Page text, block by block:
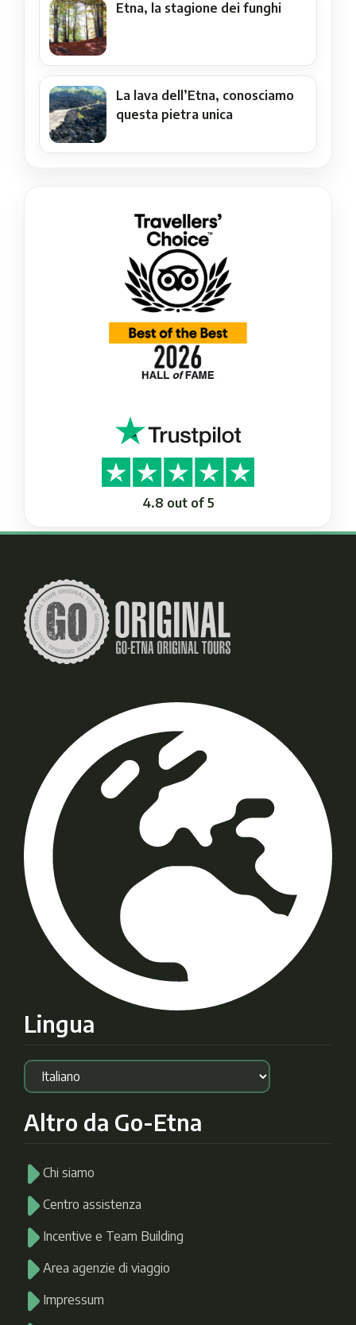
Etna, la stagione dei funghi
La lava dell’Etna, conosciamo
questa pietra unica
4.8 out of 5
Lingua
Altro da Go-Etna
Chi siamo
Centro assistenza
Incentive e Team Building
Area agenzie di viaggio
Impressum